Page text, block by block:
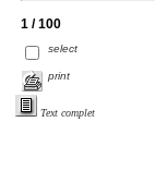
1 / 100
select
print
Text complet